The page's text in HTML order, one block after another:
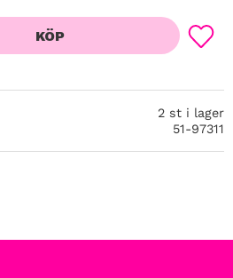
KÖP
Lägg
2 st i lager
51-97311